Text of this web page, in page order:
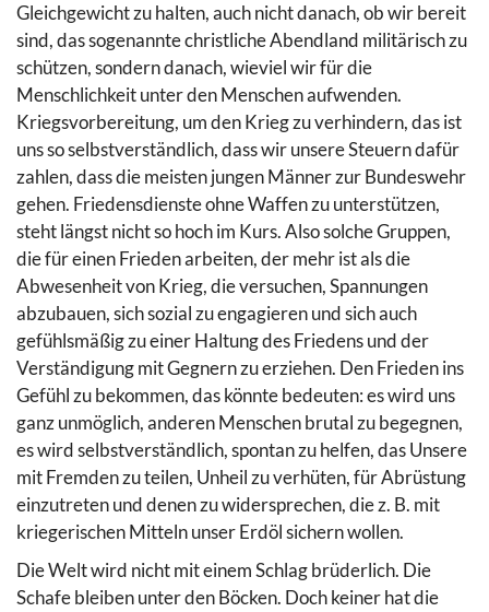
Gleichgewicht zu halten, auch nicht danach, ob wir bereit
sind, das sogenannte christliche Abendland militärisch zu
schützen, sondern danach, wieviel wir für die
Menschlichkeit unter den Menschen aufwenden.
Kriegsvorbereitung, um den Krieg zu verhindern, das ist
uns so selbstverständlich, dass wir unsere Steuern dafür
zahlen, dass die meisten jungen Männer zur Bundeswehr
gehen. Friedensdienste ohne Waffen zu unterstützen,
steht längst nicht so hoch im Kurs. Also solche Gruppen,
die für einen Frieden arbeiten, der mehr ist als die
Abwesenheit von Krieg, die versuchen, Spannungen
abzubauen, sich sozial zu engagieren und sich auch
gefühlsmäßig zu einer Haltung des Friedens und der
Verständigung mit Gegnern zu erziehen. Den Frieden ins
Gefühl zu bekommen, das könnte bedeuten: es wird uns
ganz unmöglich, anderen Menschen brutal zu begegnen,
es wird selbstverständlich, spontan zu helfen, das Unsere
mit Fremden zu teilen, Unheil zu verhüten, für Abrüstung
einzutreten und denen zu widersprechen, die z. B. mit
kriegerischen Mitteln unser Erdöl sichern wollen.
Die Welt wird nicht mit einem Schlag brüderlich. Die
Schafe bleiben unter den Böcken. Doch keiner hat die